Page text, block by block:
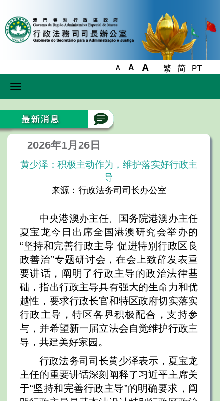
A A A 繁 简 PT
Toggle
2026年1月26日
黄少泽：积极主动作为，维护落实好行政主
导
来源：行政法务司司长办公室
中央港澳办主任、国务院港澳办主任
夏宝龙今日出席全国港澳研究会举办的
“坚持和完善行政主导 促进特别行政区良
政善治”专题研讨会，在会上致辞发表重
要讲话，阐明了行政主导的政治法律基
础，指出行政主导具有强大的生命力和优
越性，要求行政长官和特区政府切实落实
行政主导，特区各界积极配合，支持参
与，并希望新一届立法会自觉维护行政主
导，共建美好家园。
行政法务司司长黄少泽表示，夏宝龙
主任的重要讲话深刻阐释了习近平主席关
于“坚持和完善行政主导”的明确要求，阐